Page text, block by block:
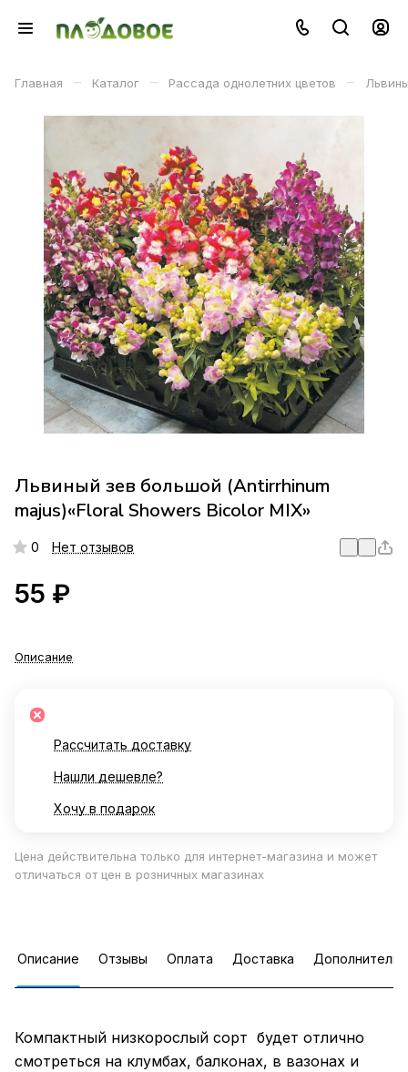
Главная – Каталог – Рассада однолетних цветов –
Львиный зев большой (Antirrhinum
majus)«Floral Showers Bicolor MIX»
0 Нет отзывов
55 ₽
Описание
Рассчитать доставку
Нашли дешевле?
Хочу в подарок
Цена действительна только для интернет-магазина и может
отличаться от цен в розничных магазинах
Описание Отзывы Оплата Доставка
Компактный низкорослый сорт будет отлично
смотреться на клумбах, балконах, в вазонах и